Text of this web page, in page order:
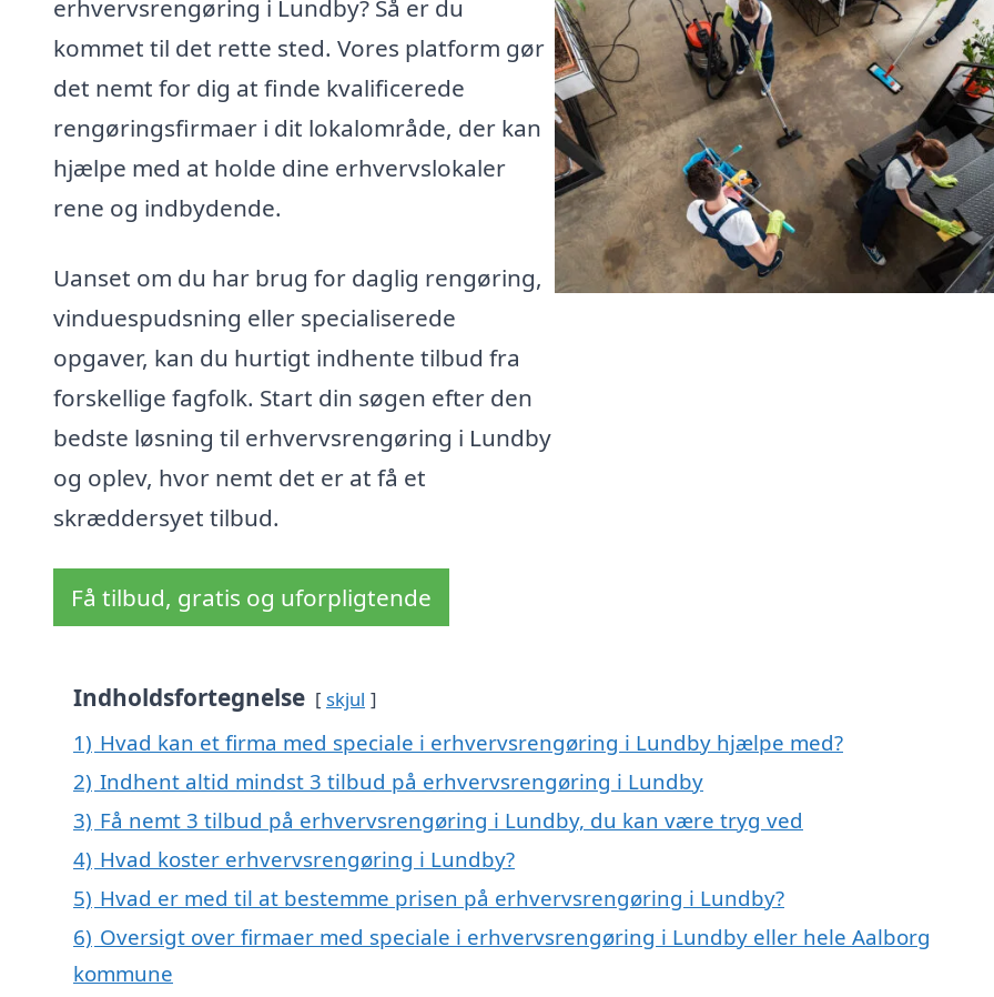
erhvervsrengøring i Lundby? Så er du
kommet til det rette sted. Vores platform gør
det nemt for dig at finde kvalificerede
rengøringsfirmaer i dit lokalområde, der kan
hjælpe med at holde dine erhvervslokaler
rene og indbydende.
Uanset om du har brug for daglig rengøring,
vinduespudsning eller specialiserede
opgaver, kan du hurtigt indhente tilbud fra
forskellige fagfolk. Start din søgen efter den
bedste løsning til erhvervsrengøring i Lundby
og oplev, hvor nemt det er at få et
skræddersyet tilbud.
Få tilbud, gratis og uforpligtende
Indholdsfortegnelse skjul
1) Hvad kan et firma med speciale i erhvervsrengøring i Lundby hjælpe med?
2) Indhent altid mindst 3 tilbud på erhvervsrengøring i Lundby
3) Få nemt 3 tilbud på erhvervsrengøring i Lundby, du kan være tryg ved
4) Hvad koster erhvervsrengøring i Lundby?
5) Hvad er med til at bestemme prisen på erhvervsrengøring i Lundby?
6) Oversigt over firmaer med speciale i erhvervsrengøring i Lundby eller hele Aalborg
kommune